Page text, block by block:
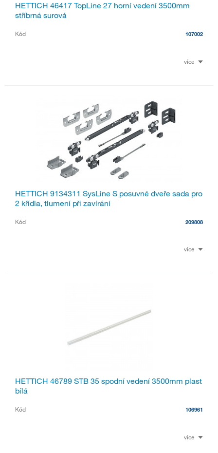
HETTICH 46417 TopLine 27 horní vedení 3500mm
stříbrná surová
Kód 107002
více
HETTICH 9134311 SysLine S posuvné dveře sada pro
2 křídla, tlumení při zavírání
Kód 209808
více
HETTICH 46789 STB 35 spodní vedení 3500mm plast
bílá
Kód 106961
více